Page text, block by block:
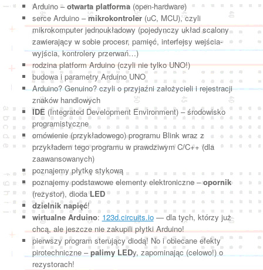
Arduino –otwarta platforma(open-hardware)
serce Arduino –mikrokontroler(uC, MCU), czyli
mikrokomputer jednoukładowy (pojedynczy układ scalony
zawierający w sobie procesr, pamięć, interfejsy wejścia-
wyjścia, kontrolery przerwań…)
rodzina platform Arduino (czyli nie tylko UNO!)
budowa i parametry Arduino UNO
Arduino? Genuino? czyli o przyjaźni założycieli i rejestracji
znaków handlowych
IDE (Integrated Development Environment) – środowisko
programistyczne
omówienie (przykładowego) programu Blink wraz z
przykładem tego programu w prawdziwym C/C++ (dla
zaawansowanych)
poznajemy płytkę stykową
poznajemy podstawowe elementy elektroniczne –opornik
(rezystor), diodaLED
dzielnik napięć!
wirtualne Arduino: 123d.circuits.io— dla tych, którzy już
chcą, ale jeszcze nie zakupili płytki Arduino!
pierwszy program sterujący diodą! No i obiecane efekty
pirotechniczne –palimy LEDy, zapominając (celowo!) o
rezystorach!